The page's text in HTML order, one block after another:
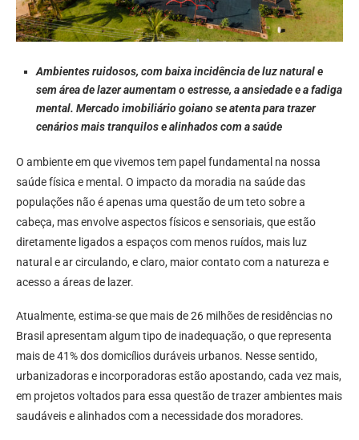
Ambientes ruidosos, com baixa incidência de luz natural e
sem área de lazer aumentam o estresse, a ansiedade e a fadiga
mental. Mercado imobiliário goiano se atenta para trazer
cenários mais tranquilos e alinhados com a saúde
O ambiente em que vivemos tem papel fundamental na nossa
saúde física e mental. O impacto da moradia na saúde das
populações não é apenas uma questão de um teto sobre a
cabeça, mas envolve aspectos físicos e sensoriais, que estão
diretamente ligados a espaços com menos ruídos, mais luz
natural e ar circulando, e claro, maior contato com a natureza e
acesso a áreas de lazer.
Atualmente, estima-se que mais de 26 milhões de residências no
Brasil apresentam algum tipo de inadequação, o que representa
mais de 41% dos domicílios duráveis urbanos. Nesse sentido,
urbanizadoras e incorporadoras estão apostando, cada vez mais,
em projetos voltados para essa questão de trazer ambientes mais
saudáveis e alinhados com a necessidade dos moradores.